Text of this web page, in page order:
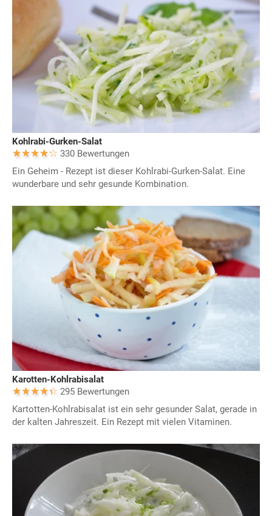
Kohlrabi-Gurken-Salat
330 Bewertungen
Ein Geheim - Rezept ist dieser Kohlrabi-Gurken-Salat. Eine
wunderbare und sehr gesunde Kombination.
Karotten-Kohlrabisalat
295 Bewertungen
Kartotten-Kohlrabisalat ist ein sehr gesunder Salat, gerade in
der kalten Jahreszeit. Ein Rezept mit vielen Vitaminen.